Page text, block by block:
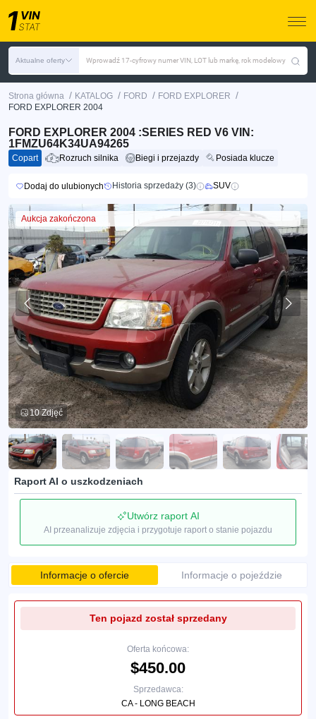
Aktualne oferty Wprowadź 17-cyfrowy numer VIN, LOT lub markę, rok modelowy
Strona główna / KATALOG / FORD / FORD EXPLORER /
FORD EXPLORER 2004
FORD EXPLORER 2004 :SERIES RED V6 VIN:
1FMZU64K34UA94265
Copart Rozruch silnika Biegi i przejazdy Posiada klucze
Dodaj do ulubionych Historia sprzedaży (3) SUV
Aukcja zakończona
10 Zdjęć
Raport AI o uszkodzeniach
Utwórz raport AI
AI przeanalizuje zdjęcia i przygotuje raport o stanie pojazdu
Informacje o ofercie Informacje o pojeździe
Ten pojazd został sprzedany
Oferta końcowa:
$450.00
Sprzedawca:
CA - LONG BEACH